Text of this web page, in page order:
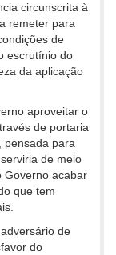
circunscrita à
remeter para
de
escrutínio do
da aplicação
aproveitar o
de portaria
pensada para
de meio
Governo acabar
que tem
de
do